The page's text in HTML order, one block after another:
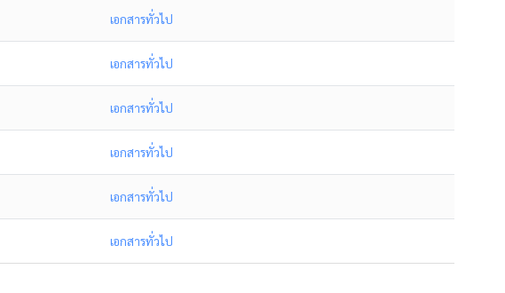
เอกสารทั่วไป
เอกสารทั่วไป
เอกสารทั่วไป
เอกสารทั่วไป
เอกสารทั่วไป
เอกสารทั่วไป